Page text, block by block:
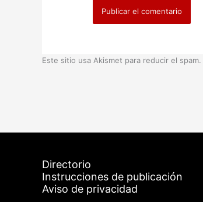
Este sitio usa Akismet para reducir el spam.
Directorio
Instrucciones de publicación
Aviso de privacidad